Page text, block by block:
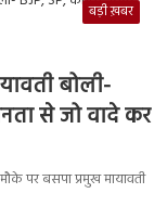
बड़ी ख़बर
बोली-
से जो वादे कर
पर बसपा प्रमुख मायावती